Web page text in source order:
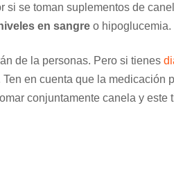
si se toman suplementos de
en sangre o hipoglucemia.
de la personas. Pero si tienes
en cuenta que la medicación
conjuntamente canela y